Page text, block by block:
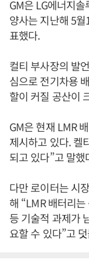
GM은 LG에너지
양사는 지난해 5
표했다.
컬티 부사장의 발
심으로 전기차용
할이 커질 공산이
GM은 현재 LMR
제시하고 있다. 켈
되고 있다”고 말했
다만 로이터는 시
해 “LMR 배터리
등 기술적 과제가
요할 수 있다”고